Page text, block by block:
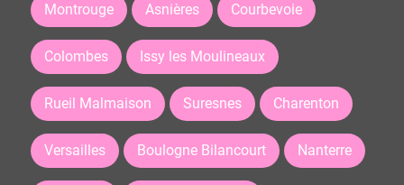
Montrouge Asnières Courbevoie
Colombes Issy les Moulineaux
Rueil Malmaison Suresnes Charenton
Versailles Boulogne Bilancourt Nanterre